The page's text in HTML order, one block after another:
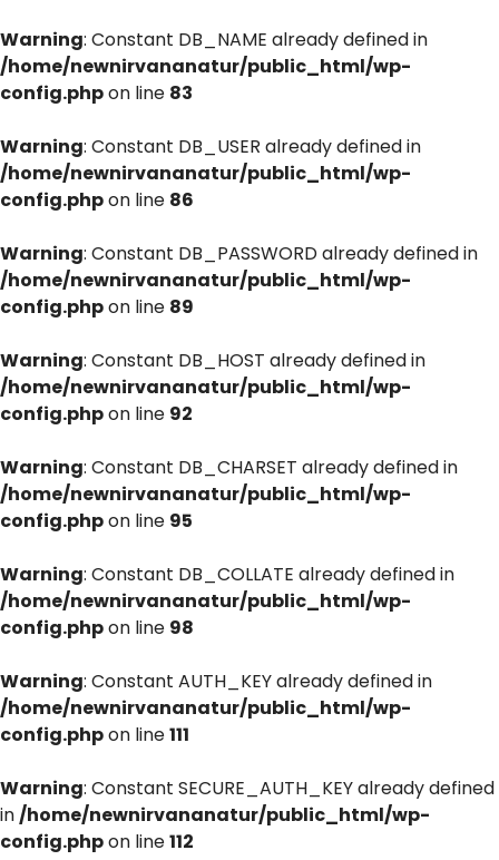
Warning: Constant DB_NAME already defined in
/home/newnirvananatur/public_html/wp-
config.phpon line 83
Warning: Constant DB_USER already defined in
/home/newnirvananatur/public_html/wp-
config.phpon line 86
Warning: Constant DB_PASSWORD already defined in
/home/newnirvananatur/public_html/wp-
config.phpon line 89
Warning: Constant DB_HOST already defined in
/home/newnirvananatur/public_html/wp-
config.phpon line 92
Warning: Constant DB_CHARSET already defined in
/home/newnirvananatur/public_html/wp-
config.phpon line 95
Warning: Constant DB_COLLATE already defined in
/home/newnirvananatur/public_html/wp-
config.phpon line 98
Warning: Constant AUTH_KEY already defined in
/home/newnirvananatur/public_html/wp-
config.phpon line111
Warning: Constant SECURE_AUTH_KEY already defined
in/home/newnirvananatur/public_html/wp-
config.phpon line112